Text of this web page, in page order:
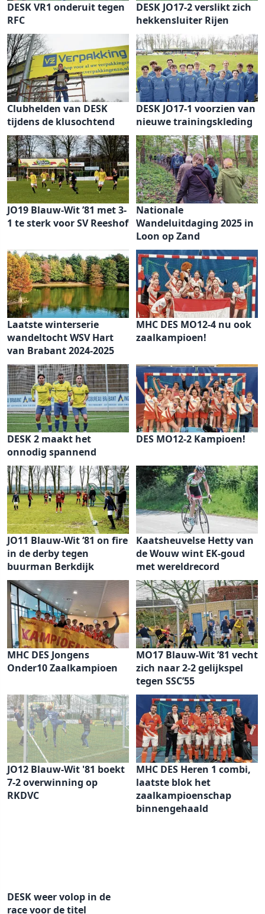
DESK VR1 onderuit tegen
RFC
DESK JO17-2 verslikt zich
hekkensluiter Rijen
Clubhelden van DESK
tijdens de klusochtend
DESK JO17-1 voorzien van
nieuwe trainingskleding
JO19 Blauw-Wit ’81 met 3-
1 te sterk voor SV Reeshof
Nationale
Wandeluitdaging 2025 in
Loon op Zand
Laatste winterserie
wandeltocht WSV Hart
van Brabant 2024-2025
MHC DES MO12-4 nu ook
zaalkampioen!
DESK 2 maakt het
onnodig spannend
DES MO12-2 Kampioen!
JO11 Blauw-Wit ‘81 on fire
in de derby tegen
buurman Berkdijk
Kaatsheuvelse Hetty van
de Wouw wint EK-goud
met wereldrecord
MHC DES Jongens
Onder10 Zaalkampioen
MO17 Blauw-Wit ’81 vecht
zich naar 2-2 gelijkspel
tegen SSC’55
JO12 Blauw-Wit '81 boekt
7-2 overwinning op
RKDVC
MHC DES Heren 1 combi,
laatste blok het
zaalkampioenschap
binnengehaald
DESK weer volop in de
race voor de titel